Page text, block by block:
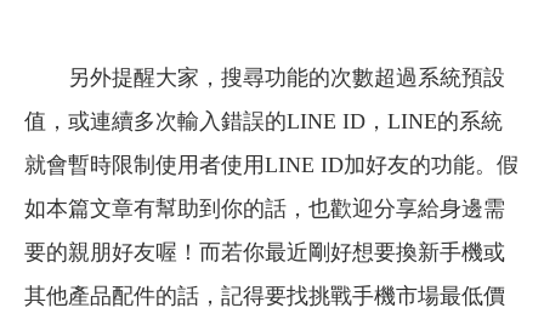
另外提醒大家，搜尋功能的次數超過系統預設
值，或連續多次輸入錯誤的LINE ID，LINE的系統
就會暫時限制使用者使用LINE ID加好友的功能。假
如本篇文章有幫助到你的話，也歡迎分享給身邊需
要的親朋好友喔！而若你最近剛好想要換新手機或
其他產品配件的話，記得要找挑戰手機市場最低價